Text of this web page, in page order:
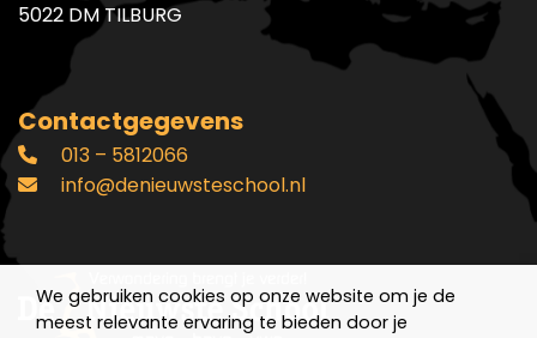
5022 DM TILBURG
Contactgegevens
013 – 5812066
info@denieuwsteschool.nl
We gebruiken cookies op onze website om je de
meest relevante ervaring te bieden door je